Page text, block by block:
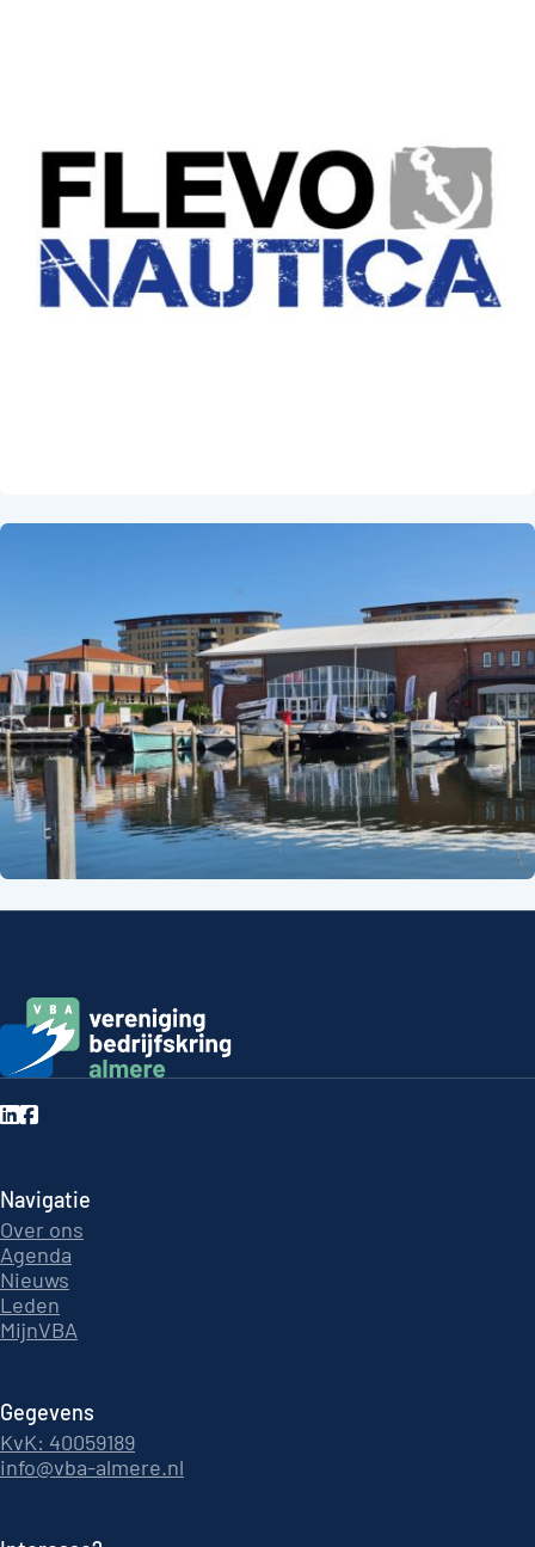
Navigatie
Over ons
Agenda
Nieuws
Leden
MijnVBA
Gegevens
KvK: 40059189
info@vba-almere.nl